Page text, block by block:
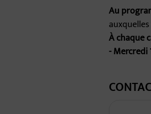
Au
À chaque
- Mercredi